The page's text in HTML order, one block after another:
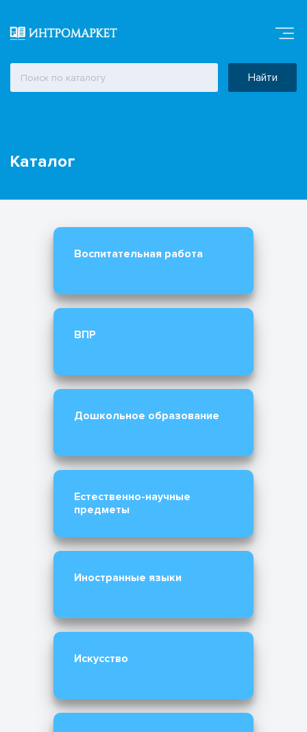
Найти
Каталог
Воспитательная работа
ВПР
Дошкольное образование
Естественно-научные
предметы
Иностранные языки
Искусство